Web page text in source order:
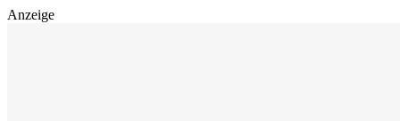
Anzeige